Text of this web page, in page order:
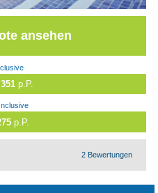
ansehen
p.P.
p.P.
2 Bewertungen